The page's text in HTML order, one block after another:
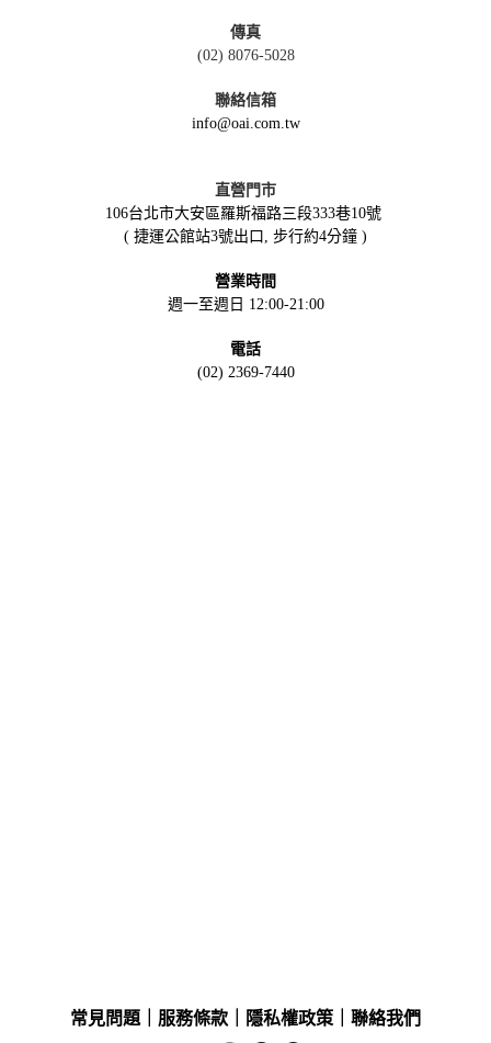
傳真
(02) 8076-5028
聯絡信箱
info@oai.com.tw
直營門市
106台北市大安區羅斯福路三段333巷10號
( 捷運公館站3號出口, 步行約4分鐘 )
營業時間
週一至週日 12:00-21:00
電話
(02) 2369-7440
常見問題 服務條款 隱私權政策 聯絡我們